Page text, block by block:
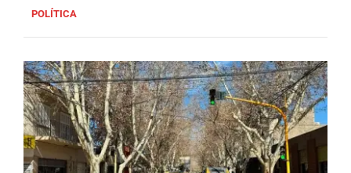
POLÍTICA